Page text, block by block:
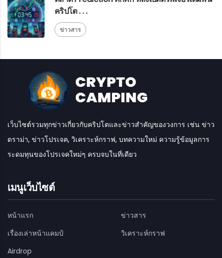
คริปโต . . .
ข่าวสาร
เว็บไซต์รวมทุกข่าวเกี่ยวกับคริปโตและข่าวสำคัญของวงการ เช่น ข่าว
ดราม่า, ข่าวโปรเจค, วิเคราะห์กราฟ, บทความใหม่ ความรู้ข้อมูลการ
ระดมทุนของโปรเจคใหม่ๆ ครบจบในที่เดียว
เมนูเว็บไซต์
หน้าแรก
ข่าวสาร
เรื่องเล่าหน้าแคมป์
วิเคราะห์กราฟ
Airdrop